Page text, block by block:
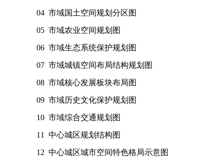
04 市域国土空间规划分区图
05 市域农业空间规划图
06 市域生态系统保护规划图
07 市域城镇空间布局结构规划图
08 市域核心发展板块布局图
09 市域历史文化保护规划图
10 市域综合交通规划图
11 中心城区规划结构图
12 中心城区城市空间特色格局示意图